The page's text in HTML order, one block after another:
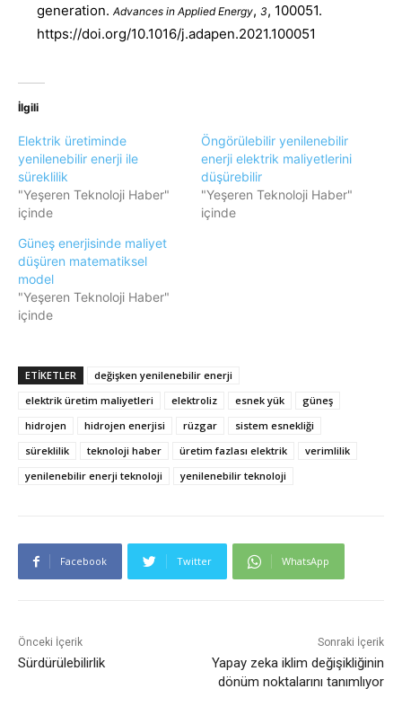
generation. Advances in Applied Energy, 3, 100051.
https://doi.org/10.1016/j.adapen.2021.100051
İlgili
Elektrik üretiminde
yenilenebilir enerji ile
süreklilik
"Yeşeren Teknoloji Haber"
içinde
Öngörülebilir yenilenebilir
enerji elektrik maliyetlerini
düşürebilir
"Yeşeren Teknoloji Haber"
içinde
Güneş enerjisinde maliyet
düşüren matematiksel
model
"Yeşeren Teknoloji Haber"
içinde
ETIKETLER
değişken yenilenebilir enerji
elektrik üretim maliyetleri
elektroliz esnek yük
güneş
hidrojen
hidrojen enerjisi rüzgar
sistem esnekliği
süreklilik
teknoloji haber üretim fazlası elektrik
verimlilik
yenilenebilir enerji teknoloji
yenilenebilir teknoloji
Facebook Twitter WhatsApp
Önceki İçerik
Sürdürülebilirlik
Sonraki İçerik
Yapay zeka iklim değişikliğinin
dönüm noktalarını tanımlıyor